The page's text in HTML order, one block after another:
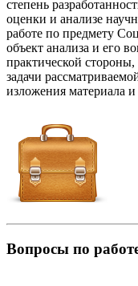
степень
оценки и анализе
работе по предмету
объект анализа и его
практической
задачи
изложения материала и
Вопросы по